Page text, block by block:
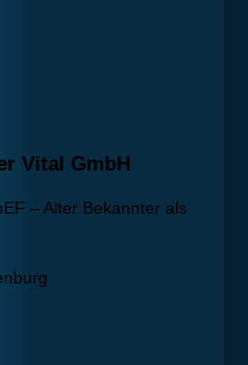
Vital GmbH
– Alter Bekannter als